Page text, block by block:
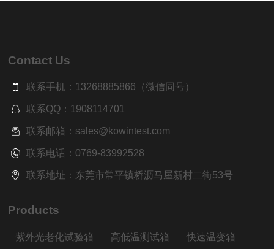
Contact Us
联系手机：13268885866（微信同号）
联系QQ：1908114701
联系邮箱：sales@kowintest.com
联系电话：0769-83992528
联系地址：东莞市常平镇桥沥马屋新村二街53号
Products
紫外光老化试验箱 高低温测试箱 快速温变箱